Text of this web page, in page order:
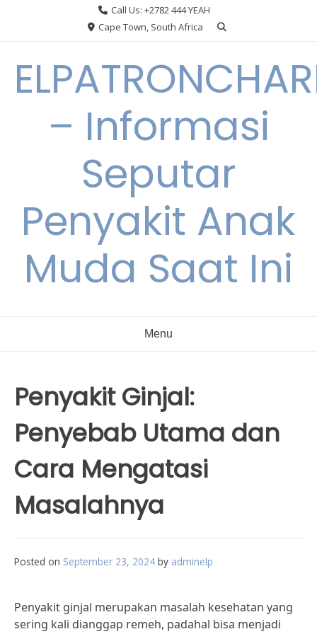
Call Us: +2782 444 YEAH
Cape Town, South Africa
– Informasi
Seputar
Penyakit Anak
Muda Saat Ini
Menu
Penyakit Ginjal:
Penyebab Utama dan
Cara Mengatasi
Masalahnya
Posted on September 23, 2024 by adminelp
Penyakit ginjal merupakan masalah kesehatan yang
sering kali dianggap remeh, padahal bisa menjadi